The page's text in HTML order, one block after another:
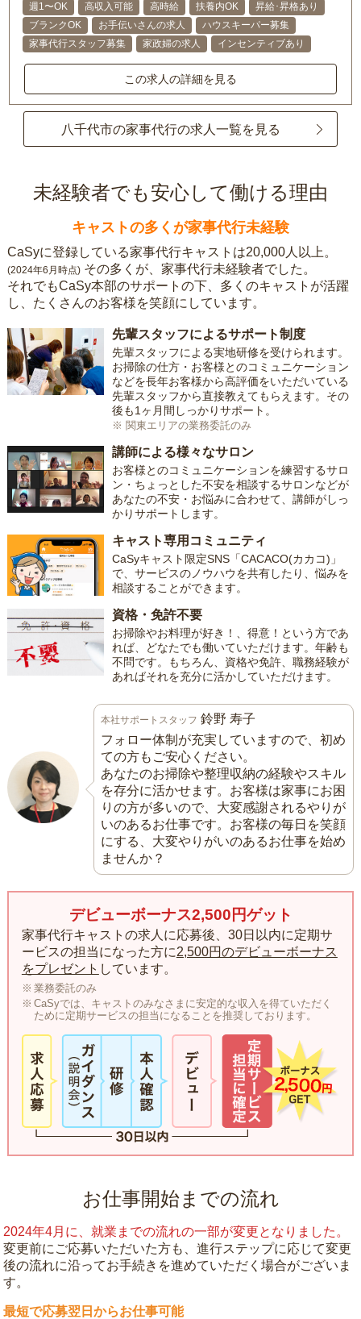
週1〜OK
高収入可能 高時給 扶養内OK
昇給･昇格あり
ブランクOK
お手伝いさんの求人
ハウスキーパー募集
家事代行スタッフ募集
家政婦の求人 インセンティブあり
この求人の詳細を見る
八千代市の家事代行の求人一覧を見る
未経験者でも安心して働ける理由
キャストの多くが家事代行未経験
CaSyに登録している家事代行キャストは20,000人以上。
(2024年6月時点) その多くが、家事代行未経験者でした。
それでもCaSy本部のサポートの下、多くのキャストが活躍
し、たくさんのお客様を笑顔にしています。
先輩スタッフによるサポート制度
先輩スタッフによる実地研修を受けられます。
お掃除の仕方・お客様とのコミュニケーション
などを長年お客様から高評価をいただいている
先輩スタッフから直接教えてもらえます。その
後も1ヶ月間しっかりサポート。
※ 関東エリアの業務委託のみ
講師による様々なサロン
お客様とのコミュニケーションを練習するサロ
ン・ちょっとした不安を相談するサロンなどが
あなたの不安・お悩みに合わせて、講師がしっ
かりサポートします。
キャスト専用コミュニティ
CaSyキャスト限定SNS「CACACO(カカコ)」
で、サービスのノウハウを共有したり、悩みを
相談することができます。
資格・免許不要
お掃除やお料理が好き！、得意！という方であ
れば、どなたでも働いていただけます。年齢も
不問です。もちろん、資格や免許、職務経験が
あればそれを充分に活かしていただけます。
本社サポートスタッフ 鈴野 寿子
フォロー体制が充実していますので、初め
ての方もご安心ください。
あなたのお掃除や整理収納の経験やスキル
を存分に活かせます。お客様は家事にお困
りの方が多いので、大変感謝されるやりが
いのあるお仕事です。お客様の毎日を笑顔
にする、大変やりがいのあるお仕事を始め
ませんか？
デビューボーナス2,500円ゲット
家事代行キャストの求人に応募後、30日以内に定期サ
ービスの担当になった方に2,500円のデビューボーナス
をプレゼント しています。
業務委託のみ
CaSyでは、キャストのみなさまに安定的な収入を得ていただく
ために定期サービスの担当になることを推奨しております。
お仕事開始までの流れ
2024年4月に、就業までの流れの一部が変更となりました。
変更前にご応募いただいた方も、進行ステップに応じて変更
後の流れに沿ってお手続きを進めていただく場合がございま
す。
最短で応募翌日からお仕事可能